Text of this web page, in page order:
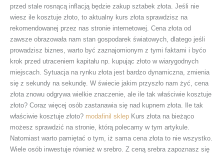
przed stale rosnącą inflacją będzie zakup sztabek złota. Jeśli nie
wiesz ile kosztuje złoto, to aktualny kurs złota sprawdzisz na
rekomendowanej przez nas stronie internetowej. Cena złota od
zawsze obrazowała nam stan gospodarek światowych, dlatego jeśli
prowadzisz biznes, warto być zaznajomionym z tymi faktami i byćo
krok przed utraceniem kapitału np. kupując złoto w wiarygodnych
miejscach. Sytuacja na rynku złota jest bardzo dynamiczna, zmienia
się z sekundy na sekundę. W świecie jakim przyszło nam żyć, cena
złota znowu odgrywa wielkie znaczenie, ale ile tak właściwie kosztuje
złoto? Coraz więcej osób zastanawia się nad kupnem złota. Ile tak
właściwie kosztuje złoto? modafinil sklep Kurs złota na bieżąco
możesz sprawdzić na stronie, którą polecamy w tym artykule.
Natomiast warto pamiętać o tym, iż sama cena złota to nie wszystko.
Wiele osób inwestuje również w srebro. Z ceną srebra zapoznasz się